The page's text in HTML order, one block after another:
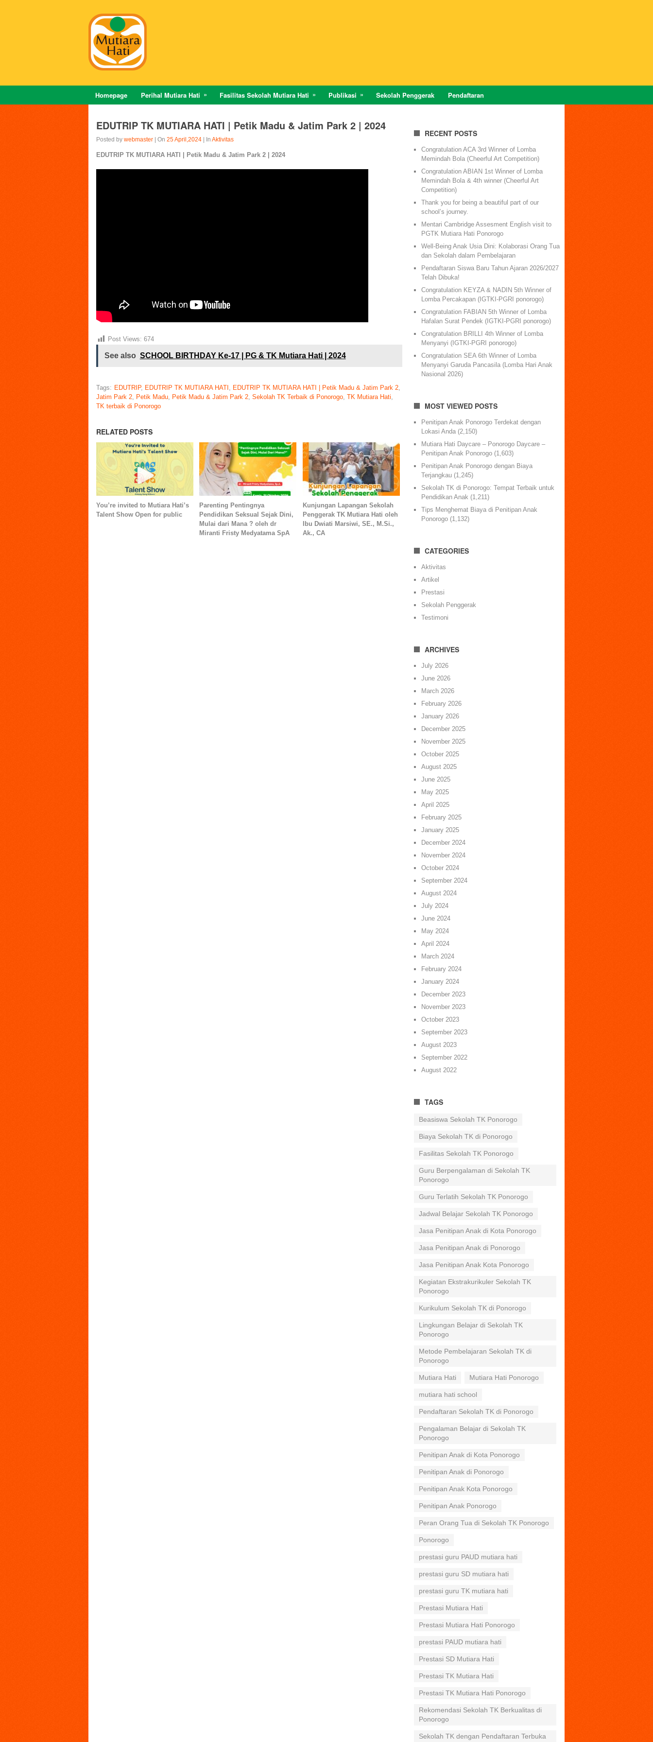
Homepage Perihal Mutiara Hati Fasilitas Sekolah Mutiara Hati Publikasi Sekolah Penggerak Pendaftaran
EDUTRIP TK MUTIARA HATI | Petik Madu & Jatim Park 2 | 2024
Posted by webmaster| On 25 April,2024| In Aktivitas
EDUTRIP TK MUTIARA HATI | Petik Madu & Jatim Park 2 | 2024
Post Views: 674
See also SCHOOL BIRTHDAY Ke-17 | PG & TK Mutiara Hati | 2024
Tags: EDUTRIP, EDUTRIP TK MUTIARA HATI EDUTRIP TK MUTIARA HATI | Petik Madu & Jatim Park 2,
Jatim Park 2, Petik Madu, Petik Madu & Jatim Park 2, Sekolah TK Terbaik di Ponorogo, TK Mutiara Hati
TK terbaik di Ponorogo
RELATED POSTS
You’re invited to Mutiara Hati’s
Talent Show Open for public
Parenting Pentingnya
Pendidikan Seksual Sejak Dini,
Mulai dari Mana ? oleh dr
Miranti Fristy Medyatama SpA
Kunjungan Lapangan Sekolah
Penggerak TK Mutiara Hati oleh
Ibu Dwiati Marsiwi, SE., M.Si.,
Ak., CA
RECENT POSTS
Congratulation ACA 3rd Winner of Lomba
Memindah Bola (Cheerful Art Competition)
Congratulation ABIAN 1st Winner of Lomba
Memindah Bola & 4th winner (Cheerful Art
Competition)
Thank you for being a beautiful part of our
school’s journey.
Mentari Cambridge Assesment English visit to
PGTK Mutiara Hati Ponorogo
Well-Being Anak Usia Dini: Kolaborasi Orang Tua
dan Sekolah dalam Pembelajaran
Pendaftaran Siswa Baru Tahun Ajaran 2026/2027
Telah Dibuka!
Congratulation KEYZA & NADIN 5th Winner of
Lomba Percakapan (IGTKI-PGRI ponorogo)
Congratulation FABIAN 5th Winner of Lomba
Hafalan Surat Pendek (IGTKI-PGRI ponorogo)
Congratulation BRILLI 4th Winner of Lomba
Menyanyi (IGTKI-PGRI ponorogo)
Congratulation SEA 6th Winner of Lomba
Menyanyi Garuda Pancasila (Lomba Hari Anak
Nasional 2026)
MOST VIEWED POSTS
Penitipan Anak Ponorogo Terdekat dengan
Lokasi Anda (2,150)
Mutiara Hati Daycare – Ponorogo Daycare –
Penitipan Anak Ponorogo (1,603)
Penitipan Anak Ponorogo dengan Biaya
Terjangkau (1,245)
Sekolah TK di Ponorogo: Tempat Terbaik untuk
Pendidikan Anak (1,211)
Tips Menghemat Biaya di Penitipan Anak
Ponorogo (1,132)
CATEGORIES
Aktivitas
Artikel
Prestasi
Sekolah Penggerak
Testimoni
ARCHIVES
July 2026
June 2026
March 2026
February 2026
January 2026
December 2025
November 2025
October 2025
August 2025
June 2025
May 2025
April 2025
February 2025
January 2025
December 2024
November 2024
October 2024
September 2024
August 2024
July 2024
June 2024
May 2024
April 2024
March 2024
February 2024
January 2024
December 2023
November 2023
October 2023
September 2023
August 2023
September 2022
August 2022
TAGS
Beasiswa Sekolah TK Ponorogo
Biaya Sekolah TK di Ponorogo
Fasilitas Sekolah TK Ponorogo
Guru Berpengalaman di Sekolah TK
Ponorogo
Guru Terlatih Sekolah TK Ponorogo
Jadwal Belajar Sekolah TK Ponorogo
Jasa Penitipan Anak di Kota Ponorogo
Jasa Penitipan Anak di Ponorogo
Jasa Penitipan Anak Kota Ponorogo
Kegiatan Ekstrakurikuler Sekolah TK
Ponorogo
Kurikulum Sekolah TK di Ponorogo
Lingkungan Belajar di Sekolah TK
Ponorogo
Metode Pembelajaran Sekolah TK di
Ponorogo
Mutiara Hati Mutiara Hati Ponorogo
mutiara hati school
Pendaftaran Sekolah TK di Ponorogo
Pengalaman Belajar di Sekolah TK
Ponorogo
Penitipan Anak di Kota Ponorogo
Penitipan Anak di Ponorogo
Penitipan Anak Kota Ponorogo
Penitipan Anak Ponorogo
Peran Orang Tua di Sekolah TK Ponorogo
Ponorogo
prestasi guru PAUD mutiara hati
prestasi guru SD mutiara hati
prestasi guru TK mutiara hati
Prestasi Mutiara Hati
Prestasi Mutiara Hati Ponorogo
prestasi PAUD mutiara hati
Prestasi SD Mutiara Hati
Prestasi TK Mutiara Hati
Prestasi TK Mutiara Hati Ponorogo
Rekomendasi Sekolah TK Berkualitas di
Ponorogo
Sekolah TK dengan Pendaftaran Terbuka